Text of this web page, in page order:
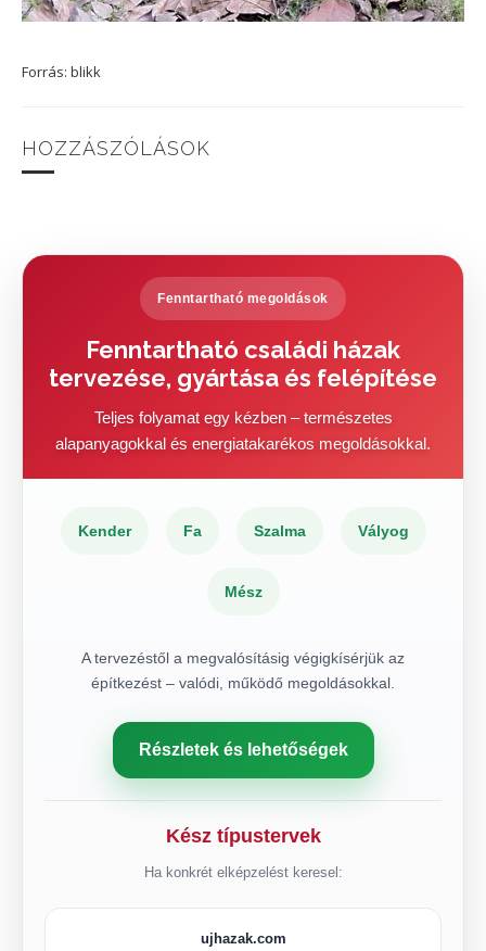
Forrás: blikk
HOZZÁSZÓLÁSOK
Fenntartható megoldások
Fenntartható családi házak
tervezése, gyártása és felépítése
Teljes folyamat egy kézben – természetes
alapanyagokkal és energiatakarékos megoldásokkal.
Kender Fa Szalma Vályog
Mész
A tervezéstől a megvalósításig végigkísérjük az
építkezést – valódi, működő megoldásokkal.
Részletek és lehetőségek
Kész típustervek
Ha konkrét elképzelést keresel:
ujhazak.com